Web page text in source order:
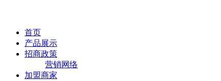
首页
产品展示
招商政策
营销网络
加盟商家